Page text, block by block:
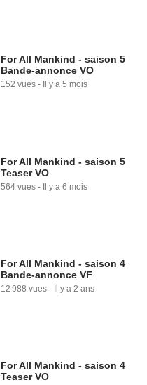
For All Mankind - saison 5
Bande-annonce VO
152 vues - Il y a 5 mois
For All Mankind - saison 5
Teaser VO
564 vues - Il y a 6 mois
For All Mankind - saison 4
Bande-annonce VF
12 988 vues - Il y a 2 ans
For All Mankind - saison 4
Teaser VO